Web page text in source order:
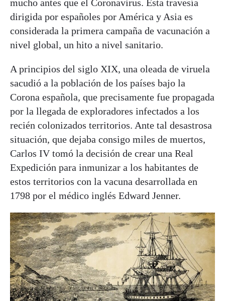
mucho antes que el Coronavirus. Esta travesía
dirigida por españoles por América y Asia es
considerada la primera campaña de vacunación a
nivel global, un hito a nivel sanitario.
A principios del siglo XIX, una oleada de viruela
sacudió a la población de los países bajo la
Corona española, que precisamente fue propagada
por la llegada de exploradores infectados a los
recién colonizados territorios. Ante tal desastrosa
situación, que dejaba consigo miles de muertos,
Carlos IV tomó la decisión de crear una Real
Expedición para inmunizar a los habitantes de
estos territorios con la vacuna desarrollada en
1798 por el médico inglés Edward Jenner.